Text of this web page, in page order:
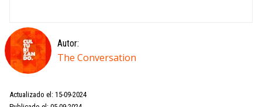
Autor:
The Conversation
Actualizado el: 15-09-2024